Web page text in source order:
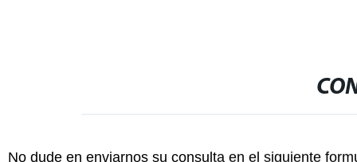
No dude en enviarnos su consulta en el siguiente